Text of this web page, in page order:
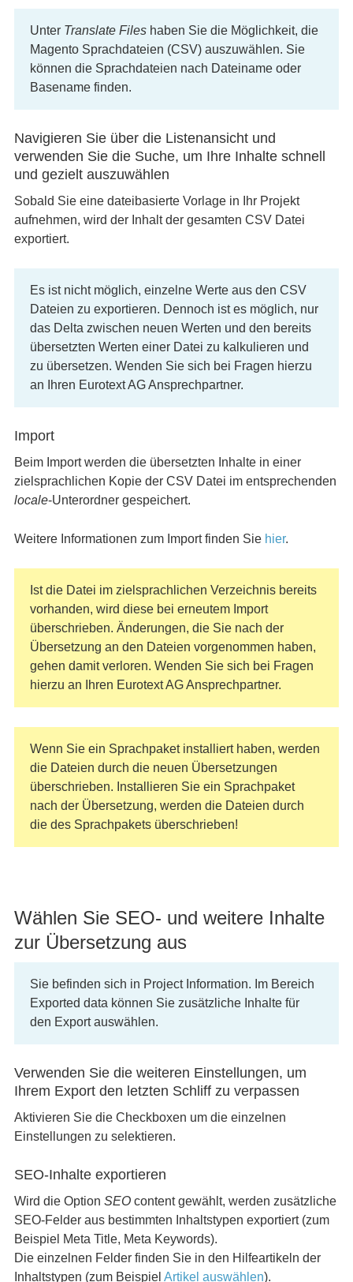
Unter Translate Fileshaben Sie die Möglichkeit, die
Magento Sprachdateien (CSV) auszuwählen. Sie
können die Sprachdateien nach Dateiname oder
Basename finden.
Navigieren Sie über die Listenansicht und
verwenden Sie die Suche, um Ihre Inhalte schnell
und gezielt auszuwählen
Sobald Sie eine dateibasierte Vorlage in Ihr Projekt
aufnehmen, wird der Inhalt der gesamten CSV Datei
exportiert.
Es ist nicht möglich, einzelne Werte aus den CSV
Dateien zu exportieren. Dennoch ist es möglich, nur
das Delta zwischen neuen Werten und den bereits
übersetzten Werten einer Datei zu kalkulieren und
zu übersetzen. Wenden Sie sich bei Fragen hierzu
an Ihren Eurotext AG Ansprechpartner.
Import
Beim Import werden die übersetzten Inhalte in einer
zielsprachlichen Kopie der CSV Datei im entsprechenden
locale-Unterordner gespeichert.
Weitere Informationen zum Import finden Sie hier.
Ist die Datei im zielsprachlichen Verzeichnis bereits
vorhanden, wird diese bei erneutem Import
überschrieben. Änderungen, die Sie nach der
Übersetzung an den Dateien vorgenommen haben,
gehen damit verloren. Wenden Sie sich bei Fragen
hierzu an Ihren Eurotext AG Ansprechpartner.
Wenn Sie ein Sprachpaket installiert haben, werden
die Dateien durch die neuen Übersetzungen
überschrieben. Installieren Sie ein Sprachpaket
nach der Übersetzung, werden die Dateien durch
die des Sprachpakets überschrieben!
Wählen Sie SEO- und weitere Inhalte
zur Übersetzung aus
Sie befinden sich in Project Information. Im Bereich
Exported data können Sie zusätzliche Inhalte für
den Export auswählen.
Verwenden Sie die weiteren Einstellungen, um
Ihrem Export den letzten Schliff zu verpassen
Aktivieren Sie die Checkboxen um die einzelnen
Einstellungen zu selektieren.
SEO-Inhalte exportieren
Wird die Option SEOcontent gewählt, werden zusätzliche
SEO-Felder aus bestimmten Inhaltstypen exportiert (zum
Beispiel Meta Title, Meta Keywords).
Die einzelnen Felder finden Sie in den Hilfeartikeln der
Inhaltstypen (zum Beispiel Artikel auswählen).